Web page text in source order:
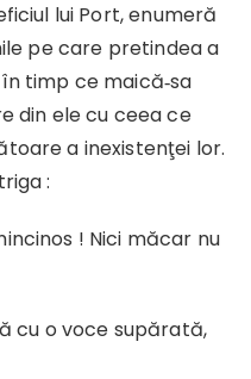
lui Port, enumeră
pe care pretindea a
timp ce maică‑sa
din ele cu ceea ce
a inexistenţei lor.
:
! Nici măcar nu
cu o voce supărată,